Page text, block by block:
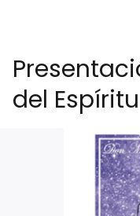
del Espíritu